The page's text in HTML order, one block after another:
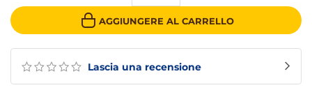
Lascia una recensione
AGGIUNGERE AL CARRELLO